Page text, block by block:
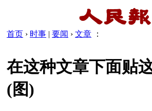
首页 › 时事 | 要闻 › 文章 ：
在这种文章下面贴
(图)